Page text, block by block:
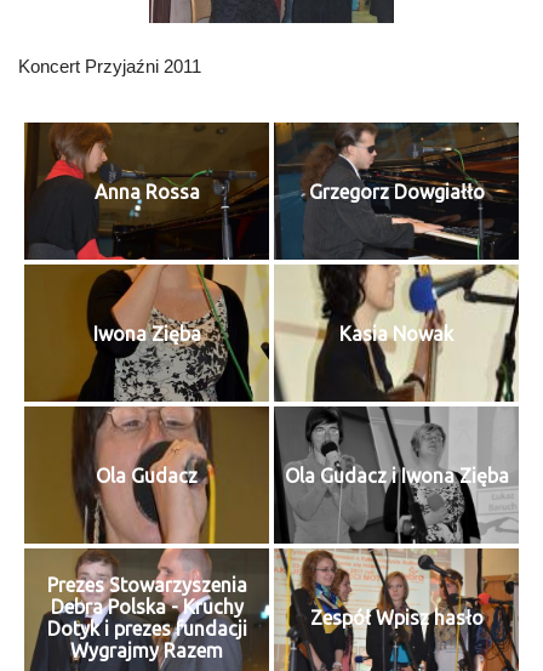
Koncert Przyjaźni 2011
Anna Rossa Grzegorz Dowgiałło
Iwona Zięba Kasia Nowak
Ola Gudacz Ola Gudacz i Iwona Zięba
Prezes Stowarzyszenia
Debra Polska - Kruchy
Dotyk i prezes fundacji
Wygrajmy Razem
Zespół Wpisz hasło